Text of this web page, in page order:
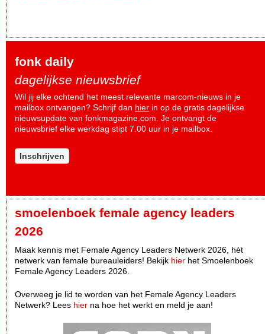
fonk daily
dagelijkse nieuwsbrief
Wil jij elke ochtend het meest relevante marcom-nieuws in je
mailbox ontvangen? Schrijf dan hier in op de gratis dagelijkse
nieuwsupdate van fonkmagazine.com. Je ontvangt de
nieuwsbrief elke werkdag stipt 7.00 uur in je mailbox.
Inschrijven
smoelenboek female agency leaders
2026
Maak kennis met Female Agency Leaders Netwerk 2026, hèt
netwerk van female bureauleiders! Bekijk hier het Smoelenboek
Female Agency Leaders 2026.
Overweeg je lid te worden van het Female Agency Leaders
Netwerk? Lees hier na hoe het werkt en meld je aan!